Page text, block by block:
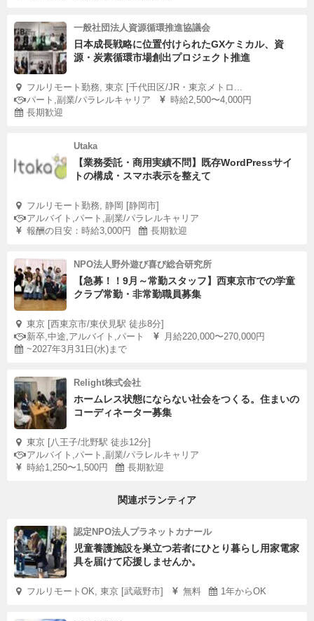
一般社団法人資源循環推進協議会
日本成長戦略に位置付けられたGXケミカル、資
源・炭素循環市場創出プロジェクト推進
フルリモート勤務, 東京 [千代田区/JR・東京メトロ...
パート,副業/パラレルキャリア
時給2,500〜4,000円
長期歓迎
Utaka
【業務委託・商用実績不問】既存WordPressサイ
トの構成・スマホ表示を整えて
フルリモート勤務, 静岡 [静岡市]
アルバイト,パート,副業/パラレルキャリア
報酬の目安：時給3,000円
長期歓迎
NPO法人野外遊び喜び総合研究所
【急募！！9月～常勤スタッフ】西東京市での学童
クラブ常勤・非常勤職員募集
東京 [西東京市/東伏見駅 徒歩8分]
新卒,中途,アルバイト,パート
月給220,000〜270,000円
~2027年3月31日(水)まで
Relight株式会社
ホームレス状態にならない社会をつくる。住まいの
コーディネーター募集
東京 [八王子/北野駅 徒歩12分]
アルバイト,パート,副業/パラレルキャリア
時給1,250〜1,500円
長期歓迎
関連ボランティア
認定NPO法人プラネットカナール
児童養護施設を巣立つ若者にひとり暮らし用家電家
具を届けて応援しませんか。
フルリモートOK, 東京 [武蔵野市] 無料 1年からOK